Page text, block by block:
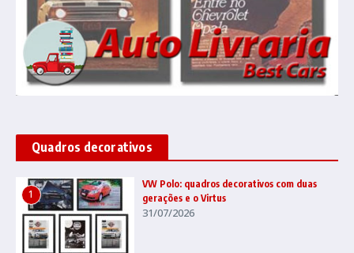
Quadros decorativos
1
VW Polo: quadros decorativos com duas
gerações e o Virtus
31/07/2026